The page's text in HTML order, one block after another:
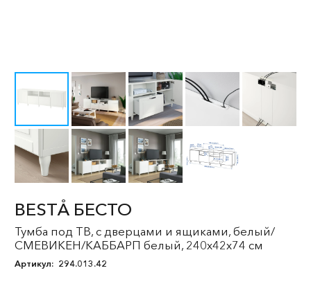
BESTÅ БЕСТО
Тумба под ТВ, с дверцами и ящиками, белый/
СМЕВИКЕН/КАББАРП белый, 240x42x74 см
Артикул: 294.013.42